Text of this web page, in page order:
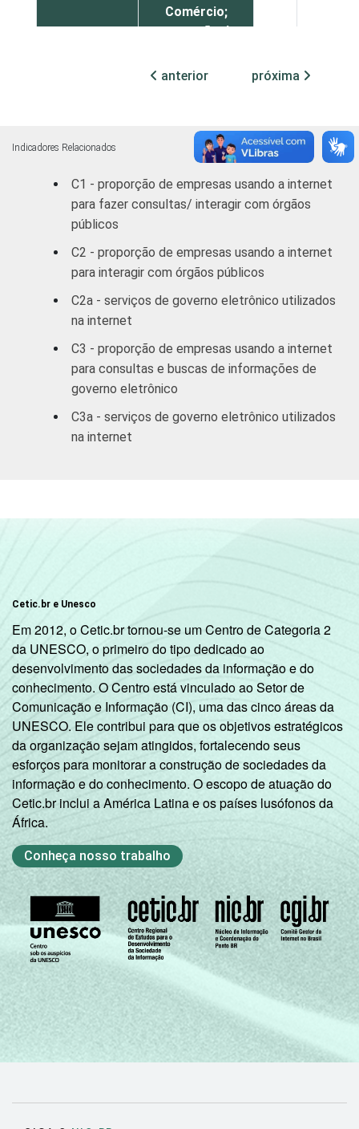
Comércio;
reparação de
automotores,
85
Alojamento e
Alimentação
armazenagem
e
comunicações
91 9
imobiliárias,
aluguéis e
empresas
94 6
sociais e
CNAE 1.0: seção D, F, G, H, I, K e a seção O
sem os grupos 90 e 91. Respostas
referentes aos últimos doze meses.
2A categoria "O - Outros serviços coletivos,
sociais e pessoais" não reúne os grupos 90-
Limpeza urbana e esgoto e Atividades
relacionadas e 91 atividades associativas.
Veja a tabela deerros estatísticos
aproximadospara cada variável este
indicador.
Fonte: NIC.br - out/nov 2009
anterior próxima
Indicadores Relacionados
C1 - proporção de empresas usando a internet
para fazer consultas/ interagir com órgãos
públicos
C2 - proporção de empresas usando a internet
para interagir com órgãos públicos
C2a - serviços de governo eletrônico utilizados
na internet
C3 - proporção de empresas usando a internet
para consultas e buscas de informações de
governo eletrônico
C3a - serviços de governo eletrônico utilizados
na internet
Cetic.br e Unesco
Em 2012, o Cetic.br tornou-se um Centro de Categoria 2
da UNESCO, o primeiro do tipo dedicado ao
desenvolvimento das sociedades da informação e do
conhecimento. O Centro está vinculado ao Setor de
Comunicação e Informação (CI), uma das cinco áreas da
UNESCO. Ele contribui para que os objetivos estratégicos
da organização sejam atingidos, fortalecendo seus
esforços para monitorar a construção de sociedades da
informação e do conhecimento. O escopo de atuação do
Cetic.br inclui a América Latina e os países lusófonos da
África.
Conheça nosso trabalho